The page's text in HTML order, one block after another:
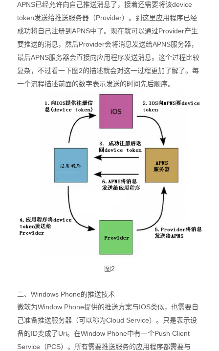
APNS已经允许向自己推送消息了，接着还需要将该device
token发送给推送服务器（Provider）。到这里应用程序已经
成功将自己注册到 APNS中了。现在就可以通过Provider产生
要推送的消息，然后Provider会将消息发送给APNS服务器，
最后APNS服务器会直接向应用程序发送消息。这个过程比较
复杂，不过看一下图2的描述就会对这一过程更加了解了。每
一个流程描述前面的数字表示发送的时间先后顺序。
图2
二、Windows Phone的推送技术
微软为Window Phone提供的推送方案与IOS类似，也需要自
己准备推送服务器（可以称为Cloud Service）。只是表示设
备的ID变成了Uri。在Window Phone中有一个Push Client
Service （PCS）。所有需要推送服务的应用程序都需要与